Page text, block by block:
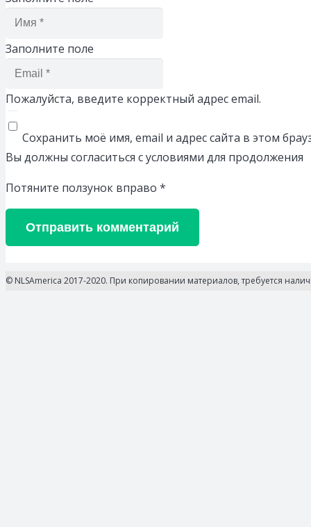
Заполните поле
Пожалуйста, введите корректный адрес email.
Сохранить моё имя, email и адрес сайта в этом
Вы должны согласиться с условиями для продолжения
Потяните ползунок вправо *
Отправить комментарий
© NLSAmerica 2017-2020. При копировании материалов, требуется